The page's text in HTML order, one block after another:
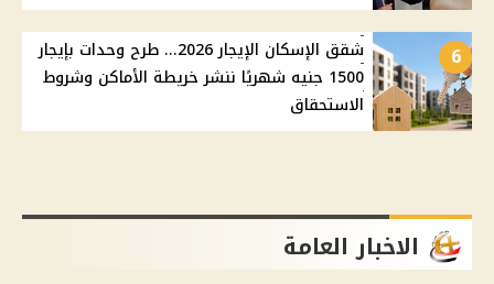
6
شقق الإسكان الإيجار 2026... طرح وحدات بإيجار
1500 جنيه شهريًا ننشر خريطة الأماكن وشروط
الاستحقاق
الاخبار العامة